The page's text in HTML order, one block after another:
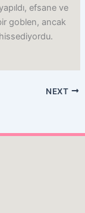
efsane ve
goblen, ancak
NEXT